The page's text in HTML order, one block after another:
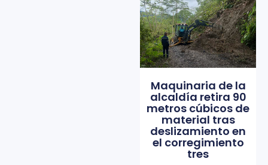
Maquinaria de la
alcaldía retira 90
metros cúbicos de
material tras
deslizamiento en
el corregimiento
tres